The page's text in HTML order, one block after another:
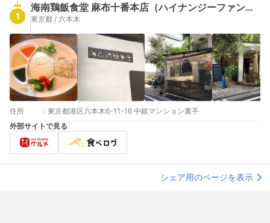
1
海南鶏飯食堂 麻布十番本店（ハイナンジーファンショクドウ）
東京都 / 六本木
住所 : 東京都港区六本木6-11-16 中銀マンション裏手
外部サイトで見る
シェア用のページを表示